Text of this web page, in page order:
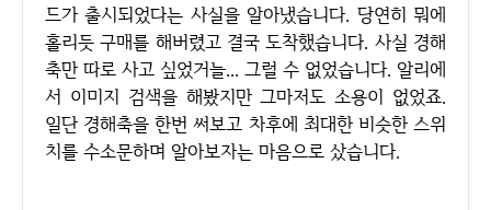
드가 출시되었다는 사실을 알아냈습니다. 당연히 뭐에
홀리듯 구매를 해버렸고 결국 도착했습니다. 사실 경해
축만 따로 사고 싶었거늘... 그럴 수 없었습니다. 알리에
서 이미지 검색을 해봤지만 그마저도 소용이 없었죠.
일단 경해축을 한번 써보고 차후에 최대한 비슷한 스위
치를 수소문하며 알아보자는 마음으로 샀습니다.